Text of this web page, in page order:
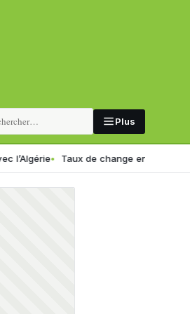
Plus
Taux de change en Algérie : voici le